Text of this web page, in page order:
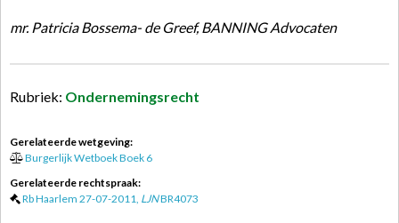
mr. Patricia Bossema- de Greef, BANNING Advocaten
Rubriek: Ondernemingsrecht
Gerelateerde wetgeving:
Burgerlijk Wetboek Boek 6
Gerelateerde rechtspraak:
Rb Haarlem 27-07-2011, LJNBR4073